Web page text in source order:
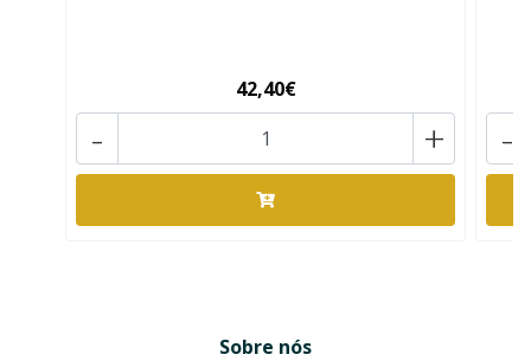
42,40€
+
- -
Sobre nós